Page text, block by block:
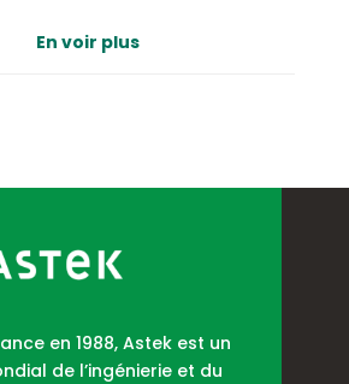
En voir plus
en 1988, Astek est un
de l’ingénierie et du